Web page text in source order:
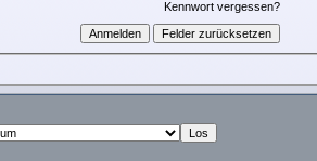
Kennwort vergessen?